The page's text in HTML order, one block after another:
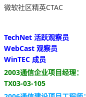
微软社区精英CTAC
TechNet 活跃观察员
WebCast 观察员
WinTEC 成员
2003通信企业项目经理：
TX03-03-105